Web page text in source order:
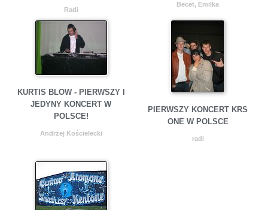
Radi
Becet, Emilka
KURTIS BLOW - PIERWSZY I
JEDYNY KONCERT W
POLSCE!
Andrzej Kościelecki
PIERWSZY KONCERT KRS
ONE W POLSCE
radi